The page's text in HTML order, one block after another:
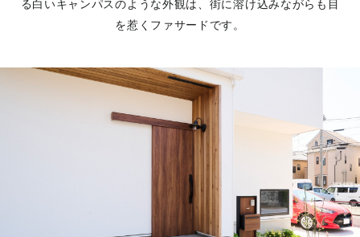
る白いキャンパスのような外観は、街に溶け込みながらも目
を惹くファサードです。